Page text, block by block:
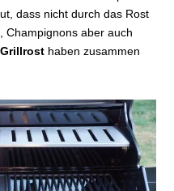
dass nicht durch das Rost
Champignons aber auch
haben zusammen